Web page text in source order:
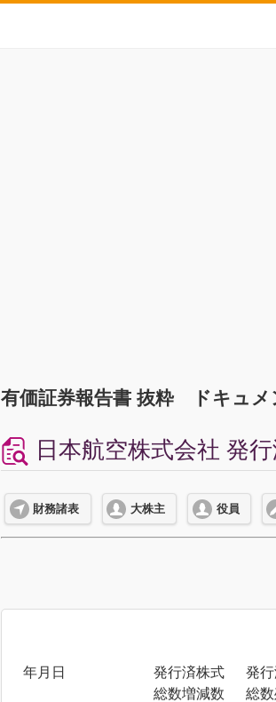
有価証券報告書 抜粋 ドキュ
日本航空株式会社 発
財務諸表 大株主 役員
年月日
発行済株式
総数増減数
発
総